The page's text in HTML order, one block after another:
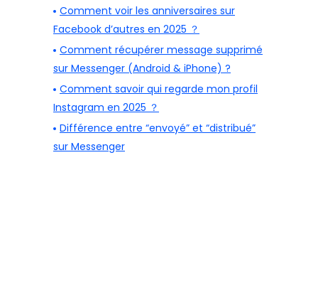
Comment voir les anniversaires sur
Facebook d’autres en 2025 ？
Comment récupérer message supprimé
sur Messenger (Android & iPhone) ?
Comment savoir qui regarde mon profil
Instagram en 2025 ？
Différence entre “envoyé” et “distribué”
sur Messenger